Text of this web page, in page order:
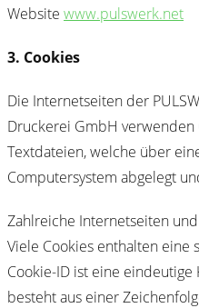
Website www.pulswerk.net
3. Cookies
Die Internetseiten der
Druckerei GmbH verwenden
Textdateien, welche über
Computersystem abgelegt
Zahlreiche Internetseiten
Viele Cookies enthalten eine
Cookie-ID ist eine eindeutige
besteht aus einer